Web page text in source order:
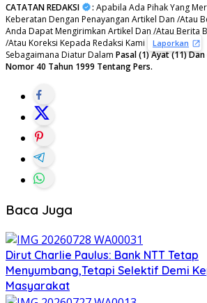
CATATAN REDAKSI : Apabila Ada Pihak Yang
Keberatan Dengan Penayangan Artikel Dan /Atau
Anda Dapat Mengirimkan Artikel Dan /Atau Berita
/Atau Koreksi Kepada Redaksi Kami
Laporkan
Sebagaimana Diatur Dalam Pasal (1) Ayat (11)
Nomor 40 Tahun 1999 Tentang Pers.
Baca Juga
Dirut Charlie Paulus: Bank NTT Tetap
Menyumbang,Tetapi Selektif Demi
Masyarakat